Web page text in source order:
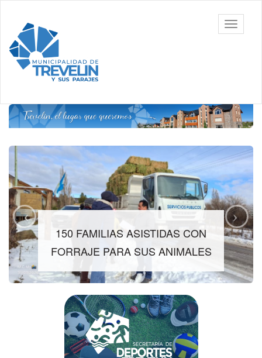
contenido
principal
Toggle
150 FAMILIAS ASISTIDAS CON
FORRAJE PARA SUS ANIMALES